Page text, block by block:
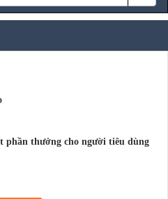
phần thưởng cho người tiêu dùng